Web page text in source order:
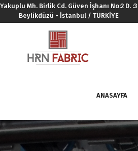
Yakuplu Mh. Birlik Cd. Güven İşhanı No:2 D. :3
Beylikdüzü - İstanbul / TÜRKİYE
ANASAYFA